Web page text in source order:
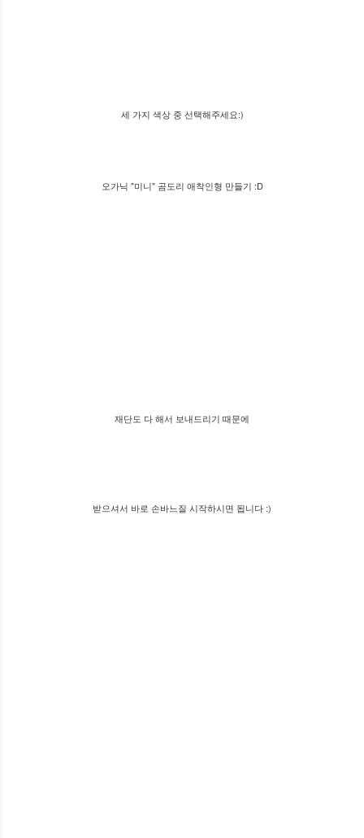
세 가지 색상 중 선택해주세요:)
오가닉 "미니" 곰도리 애착인형 만들기 :D
재단도 다 해서 보내드리기 때문에
받으셔서 바로 손바느질 시작하시면 됩니다 :)